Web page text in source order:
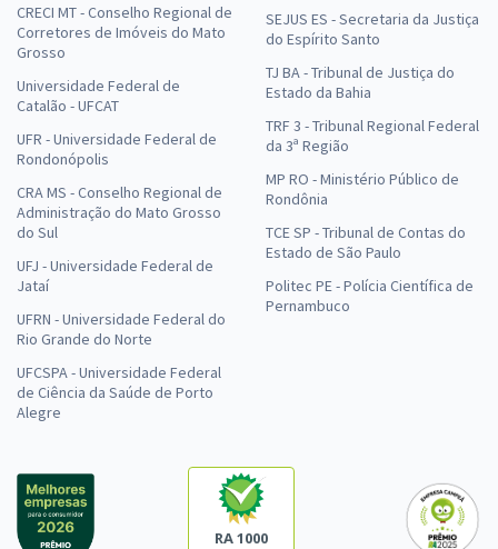
CRECI MT - Conselho Regional de
Corretores de Imóveis do Mato
Grosso
Universidade Federal de
Catalão - UFCAT
UFR - Universidade Federal de
Rondonópolis
CRA MS - Conselho Regional de
Administração do Mato Grosso
do Sul
UFJ - Universidade Federal de
Jataí
UFRN - Universidade Federal do
Rio Grande do Norte
UFCSPA - Universidade Federal
de Ciência da Saúde de Porto
Alegre
SEJUS ES - Secretaria da Justiça
do Espírito Santo
TJ BA - Tribunal de Justiça do
Estado da Bahia
TRF 3 - Tribunal Regional Federal
da 3ª Região
MP RO - Ministério Público de
Rondônia
TCE SP - Tribunal de Contas do
Estado de São Paulo
Politec PE - Polícia Científica de
Pernambuco
RA 1000